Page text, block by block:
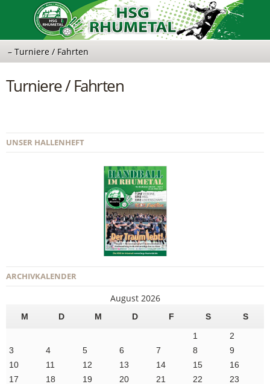
Turniere / Fahrten
UNSER HALLENHEFT
ARCHIVKALENDER
August 2026
M D M D F S
S
1
2
3
4 5 6 7 8
9
10
11 12 13 14 15
16
17
18 19 20 21 22
23